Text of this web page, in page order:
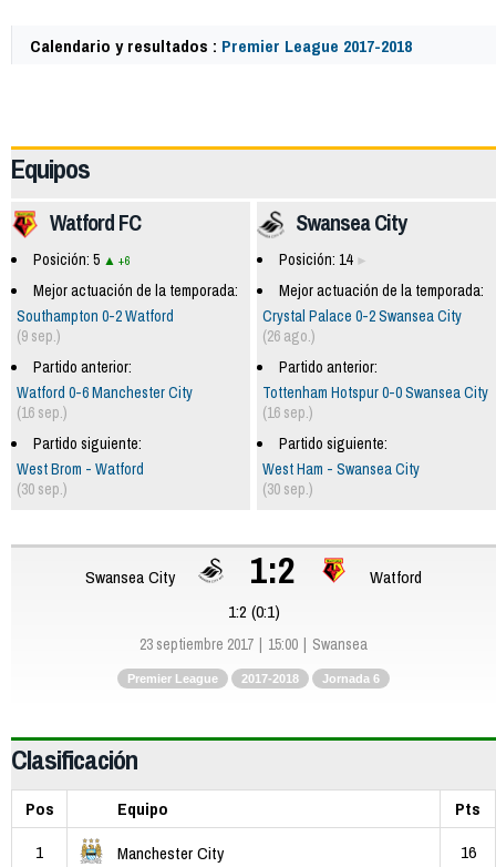
Calendario y resultados : Premier League 2017-2018
Equipos
Swansea City
Posición: 14
Mejor actuación de la temporada:
Crystal Palace 0-2 Swansea City
(26 ago.)
Partido anterior:
Tottenham Hotspur 0-0 Swansea City
(16 sep.)
Partido siguiente:
West Ham - Swansea City
(30 sep.)
Watford FC
Posición: 5 +6
Mejor actuación de la temporada:
Southampton 0-2 Watford
(9 sep.)
Partido anterior:
Watford 0-6 Manchester City
(16 sep.)
Partido siguiente:
West Brom - Watford
(30 sep.)
Swansea City 1:2
Watford
1:2 (0:1)
23 septiembre 2017 15:00 Swansea
Premier League 2017-2018 Jornada 6
Clasificación
Pos Equipo
Pts
1
Manchester City 16